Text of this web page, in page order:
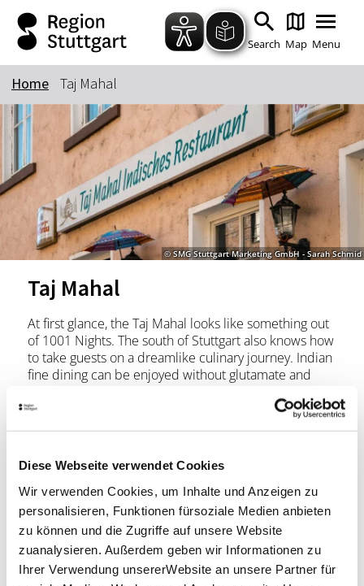
Diese Webseite verwendet Cookies
Wir verwenden Cookies, um Inhalte und Anzeigen zu
personalisieren, Funktionen fürsoziale Medien anbieten
zu können und die Zugriffe auf unsere Website
zuanalysieren. Außerdem geben wir Informationen zu
Ihrer Verwendung unsererWebsite an unsere Partner für
Zum Hauptinhalt springen
Zur Suche springen
Zur Hauptnavigation
Zum Footer springen
Search Map Menu
Keyword
Home Taj Mahal
© SMG Stuttgart Marketing GmbH - Sarah Schmid
Taj Mahal
At first glance, the Taj Mahal looks like something out
of 1001 Nights. The south of Stuttgart also knows how
to take guests on a dreamlike culinary journey. Indian
fine dining can be enjoyed without glutamate and
boasts a large selection of vegetarian dishes, which
Location & Contact
Taj Mahal
Böblinger Str. 81
70199 Stuttgart
Phone:0711/94 54 95 40
Website:www.tajmahal-stuttgart.de